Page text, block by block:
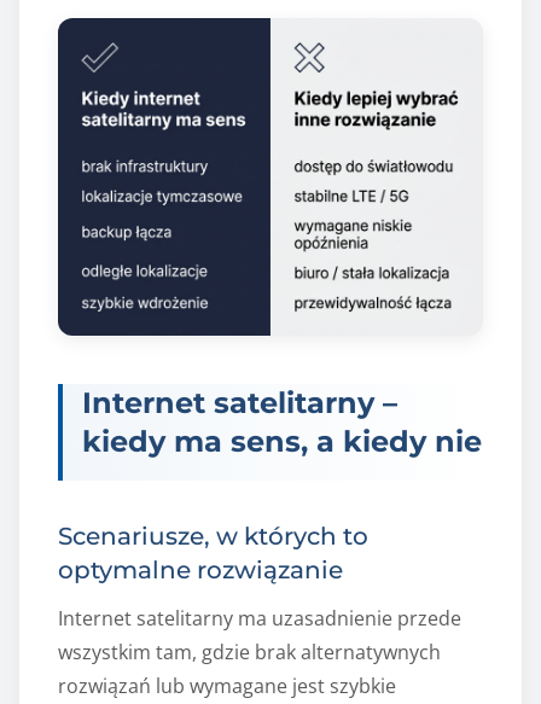
Internet satelitarny –
kiedy ma sens, a kiedy nie
Scenariusze, w których to
optymalne rozwiązanie
Internet satelitarny ma uzasadnienie przede
wszystkim tam, gdzie brak alternatywnych
rozwiązań lub wymagane jest szybkie